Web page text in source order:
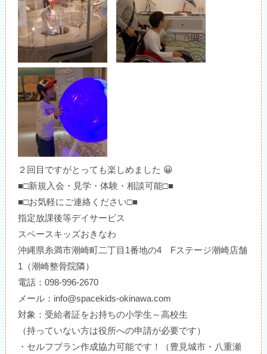
２回目ですがとっても楽しめました 😀
■□新規入会・見学・体験・相談可能□■
■□お気軽にご連絡ください□■
指定放課後等デイサービス
スペースキッズおきなわ
沖縄県糸満市潮崎町二丁目1番地の4 Fステージ潮崎店舗
1（潮崎整骨院隣）
電話：098-996-2670
メール：info@spacekids-okinawa.com
対象：受給者証をお持ちの小学生～高校生
（持っていない方は役所への申請が必要です）
・セルフプラン作成協力可能です！（豊見城市・八重瀬